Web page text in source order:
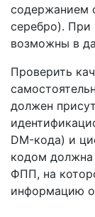
содержанием
серебро). При
возможны в
Проверить
должен
DM-кода) и
кодом должна
ФПП, на
информацию